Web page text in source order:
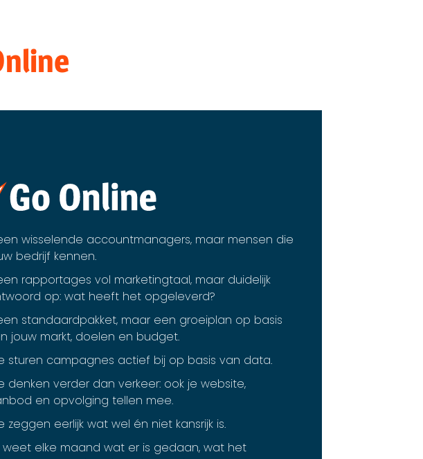
wisselende accountmanagers, maar mensen die
bedrijf kennen.
rapportages vol marketingtaal, maar duidelijk
op: wat heeft het opgeleverd?
standaardpakket, maar een groeiplan op basis
jouw markt, doelen en budget.
sturen campagnes actief bij op basis van data.
denken verder dan verkeer: ook je website,
en opvolging tellen mee.
zeggen eerlijk wat wel én niet kansrijk is.
weet elke maand wat er is gedaan, wat het